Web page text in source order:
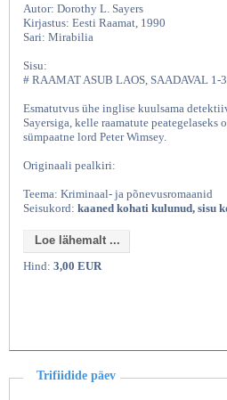
Autor: Dorothy L. Sayers
Kirjastus: Eesti Raamat, 1990
Sari: Mirabilia
Sisu:
# RAAMAT ASUB LAOS, SAADAVAL 1-3
Esmatutvus ühe inglise kuulsama
Sayersiga, kelle raamatute
sümpaatne lord Peter Wimsey.
Originaali pealkiri:
Teema: Kriminaal- ja põnevusromaanid
Seisukord: kaaned kohati kulunud, sisu
Loe lähemalt ...
Hind: 3,00 EUR
Trifiidide päev